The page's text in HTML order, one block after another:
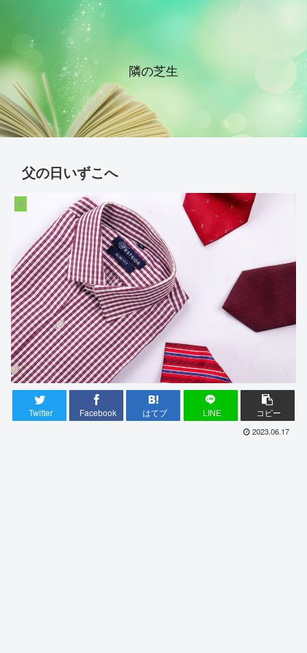
隣の芝生
父の日いずこへ
娘
Twitter Facebook はてブ LINE コピー
2023.06.17